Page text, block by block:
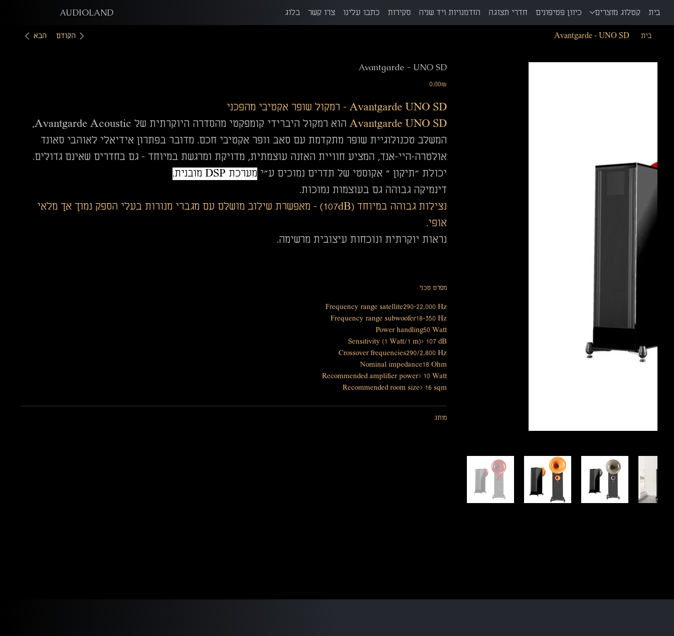
בית קטלוג מוצרים כיוון פטיפונים חדרי תצוגה הזדמנויות ויד שניה סקירות כתבו עלינו צרו קשר בלוג AUDIOLAND
בית Avantgarde - UNO SD הקודם הבא
Avantgarde - UNO SD
מחיר ‏0.00 ‏₪
Avantgarde UNO SD – רמקול שופר אקטיבי מהפכני
Avantgarde UNO SD
הוא רמקול היברידי קומפקטי מהסדרה היוקרתית של Avantgarde Acoustic,
המשלב טכנולוגיית שופר מתקדמת עם סאב וופר אקטיבי חכם. מדובר בפתרון אידיאלי לאוהבי סאונד
אולטרה-היי-אנד, המציע חוויית האזנה עוצמתית, מדויקת ומרגשת במיוחד – גם בחדרים שאינם גדולים.
יכולת "תיקון " אקוסטי של תדרים נמוכים ע"י מערכת DSP מובנית.
דינמיקה גבוהה גם בעוצמות נמוכות.
נצילות גבוהה במיוחד (107dB) – מאפשרת שילוב מושלם עם מגברי מנורות בעלי הספק נמוך אך מלאי
אופי.
נראות יוקרתית ונוכחות עיצובית מרשימה.
מפרט טכני
Frequency range satellite290-22,000 Hz
Frequency range subwoofer18-350 Hz
Power handling50 Watt
Sensitivity (1 Watt/1 m)> 107 dB
Crossover frequencies290/2,800 Hz
Nominal impedance18 Ohm
Recommended amplifier power> 10 Watt
Recommended room size> 16 sqm
מותג